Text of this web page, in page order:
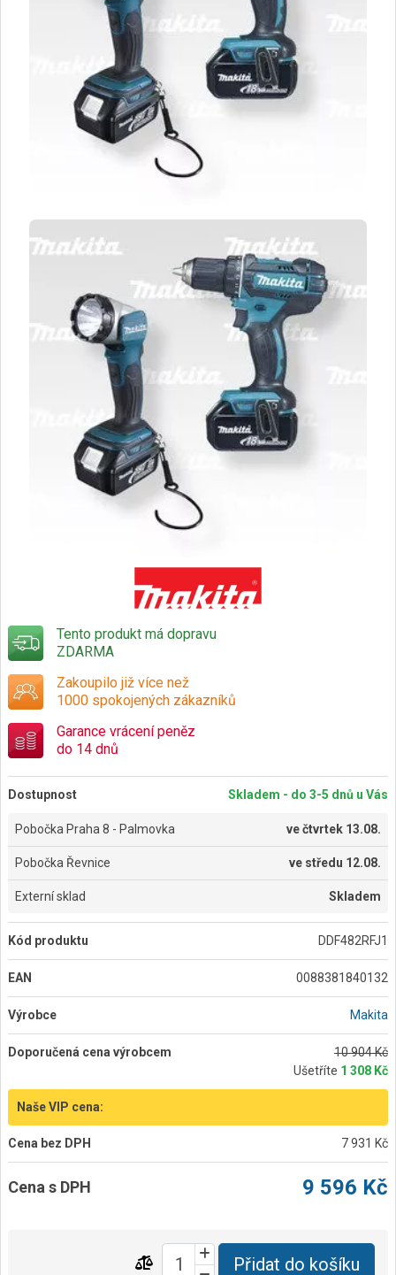
Tento produkt má dopravu
ZDARMA
Zakoupilo již více než
1000 spokojených zákazníků
Garance vrácení peněz
do 14 dnů
Dostupnost Skladem - do 3-5 dnů u Vás
Pobočka Praha 8 - Palmovka večtvrtek 13.08.
Pobočka Řevnice ve středu 12.08.
Externí sklad Skladem
Kód produktu DDF482RFJ1
EAN 0088381840132
Výrobce Makita
Doporučená cena výrobcem
10 904 Kč
Ušetříte 1 308 Kč
Naše VIP cena:
Cena bez DPH 7 931 Kč
Cena s DPH 9 596 Kč
Přidat do košíku